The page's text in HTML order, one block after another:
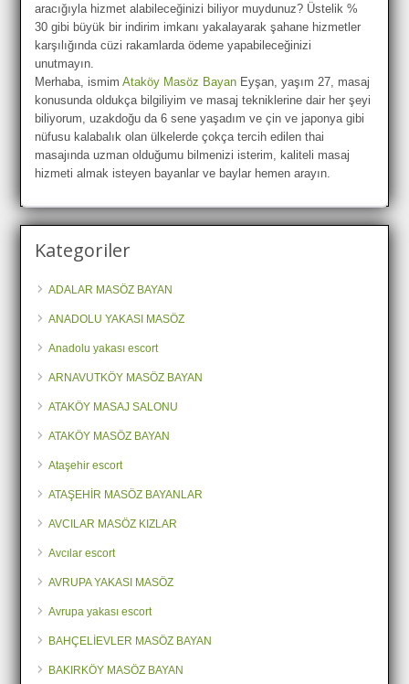
aracığıyla hizmet alabileceğinizi biliyor muydunuz? Üstelik %
30 gibi büyük bir indirim imkanı yakalayarak şahane hizmetler
karşılığında cüzi rakamlarda ödeme yapabileceğinizi
unutmayın.
Merhaba, ismimAtaköy Masöz Bayan Eyşan, yaşım 27, masaj
konusunda oldukça bilgiliyim ve masaj tekniklerine dair her şeyi
biliyorum, uzakdoğu da 6 sene yaşadım ve çin ve japonya gibi
nüfusu kalabalık olan ülkelerde çokça tercih edilen thai
masajında uzman olduğumu bilmenizi isterim, kaliteli masaj
hizmeti almak isteyen bayanlar ve baylar hemen arayın.
Kategoriler
ADALAR MASÖZ BAYAN
ANADOLU YAKASI MASÖZ
Anadolu yakası escort
ARNAVUTKÖY MASÖZ BAYAN
ATAKÖY MASAJ SALONU
ATAKÖY MASÖZ BAYAN
Ataşehir escort
ATAŞEHİR MASÖZ BAYANLAR
AVCILAR MASÖZ KIZLAR
Avcılar escort
AVRUPA YAKASI MASÖZ
Avrupa yakası escort
BAHÇELİEVLER MASÖZ BAYAN
BAKIRKÖY MASÖZ BAYAN